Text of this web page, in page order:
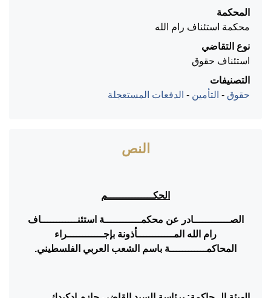
المحكمة
محكمة استئناف رام الله
نوع التقاضي
استئناف حقوق
التصنيفات
حقوق - التأمين - الدفعات المستعجلة
النص
الحكـــــــــــــــم
الصــــــــــــادر عن محكمــــــــــــة استئنــــــــــــاف
رام الله المــــــــــــأذونة بإجــــــــــــراء
المحاكمــــــــــــة باسم الشعب العربي الفلسطيني.